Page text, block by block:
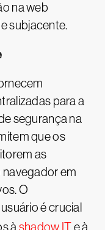
na web
subjacente.
para a
segurança na
que os
as
em
O
é crucial
à shadow ITe à